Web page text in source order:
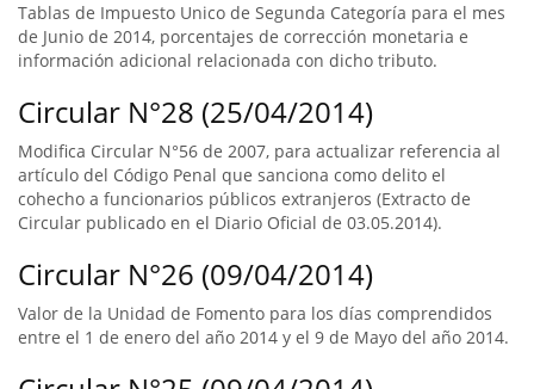
Tablas de Impuesto Unico de Segunda Categoría para el mes
de Junio de 2014, porcentajes de corrección monetaria e
información adicional relacionada con dicho tributo.
Circular N°28 (25/04/2014)
Modifica Circular N°56 de 2007, para actualizar referencia al
artículo del Código Penal que sanciona como delito el
cohecho a funcionarios públicos extranjeros (Extracto de
Circular publicado en el Diario Oficial de 03.05.2014).
Circular N°26 (09/04/2014)
Valor de la Unidad de Fomento para los días comprendidos
entre el 1 de enero del año 2014 y el 9 de Mayo del año 2014.